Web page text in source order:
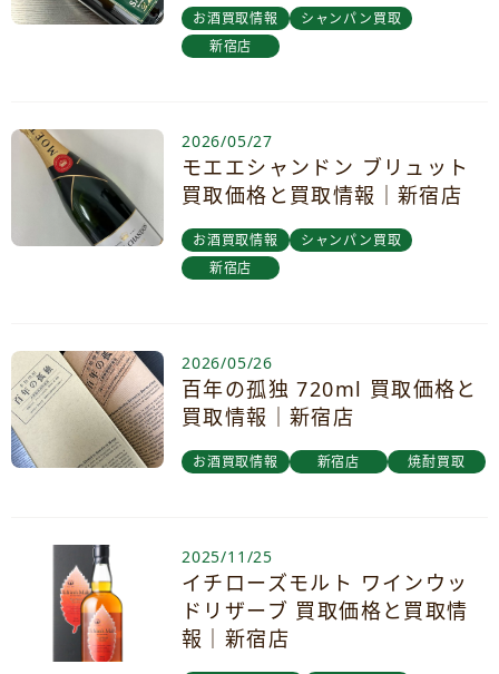
お酒買取情報
シャンパン買取
新宿店
2026/05/27
モエエシャンドン ブリュット
買取価格と買取情報｜新宿店
お酒買取情報
シャンパン買取
新宿店
2026/05/26
百年の孤独 720ml 買取価格と
買取情報｜新宿店
お酒買取情報 新宿店 焼酎買取
2025/11/25
イチローズモルト ワインウッ
ドリザーブ 買取価格と買取情
報｜新宿店